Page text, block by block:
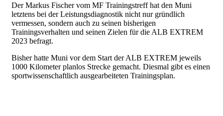
Der Markus Fischer vom MF Trainingstreff hat den Muni
letztens bei der Leistungsdiagnostik nicht nur gründlich
vermessen, sondern auch zu seinen bisherigen
Trainingsverhalten und seinen Zielen für die ALB EXTREM
2023 befragt.
Bisher hatte Muni vor dem Start der ALB EXTREM jeweils
1000 Kilometer planlos Strecke gemacht. Diesmal gibt es einen
sportwissenschaftlich ausgearbeiteten Trainingsplan.